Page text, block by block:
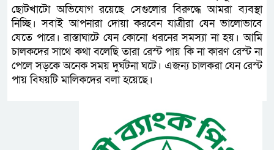
ছোটখাটো অভিযোগ রয়েছে সেগুলোর বিরুদ্ধে আমরা ব্যবস্থা
নিচ্ছি। সবাই আপনারা দোয়া করবেন যাত্রীরা যেন ভালোভাবে
যেতে পারে। রাস্তাঘাটে যেন কোনো ধরনের সমস্যা না হয়। আমি
চালকদের সাথে কথা বলেছি তারা রেস্ট পায় কি না কারণ রেস্ট না
পেলে সড়কে অনেক সময় দুর্ঘটনা ঘটে। এজন্য চালকরা যেন রেস্ট
পায় বিষয়টি মালিকদের বলা হয়েছে।